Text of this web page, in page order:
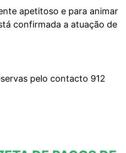
apetitoso e para animar
confirmada a atuação de
pelo contacto 912